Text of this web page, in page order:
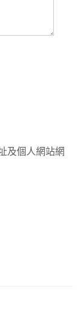
及個人網站網